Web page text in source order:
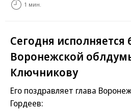
1 мин.
Сегодня исполняется
Воронежской
Ключникову
Его поздравляет глава
Гордеев: